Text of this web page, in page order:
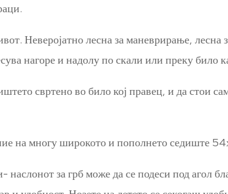
Неверојатно лесна за маневрирање,
нагоре и надолу по скали или преку било
свртено во било кој правец, и да стои
на многу широкото и пополнето седиште
за грб може да се подеси под агол